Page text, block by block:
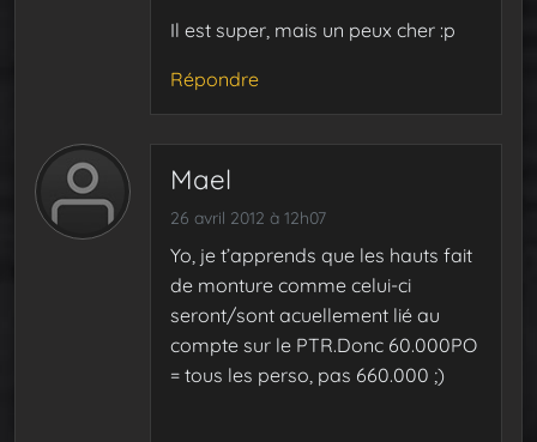
Il est super, mais un peux cher :p
Répondre
Mael
26 avril 2012 à 12h07
Yo, je t’apprends que les hauts fait
de monture comme celui-ci
seront/sont acuellement lié au
compte sur le PTR.Donc 60.000PO
= tous les perso, pas 660.000 ;)